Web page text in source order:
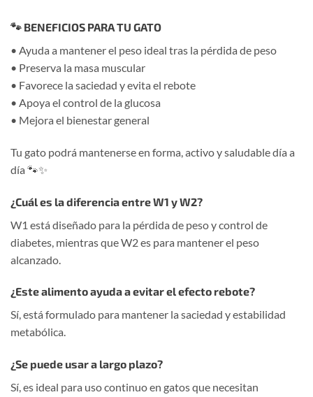
🐾 BENEFICIOS PARA TU GATO
• Ayuda a mantener el peso ideal tras la pérdida de peso
• Preserva la masa muscular
• Favorece la saciedad y evita el rebote
• Apoya el control de la glucosa
• Mejora el bienestar general
Tu gato podrá mantenerse en forma, activo y saludable día a
día 🐾✨
¿Cuál es la diferencia entre W1 y W2?
W1 está diseñado para la pérdida de peso y control de
diabetes, mientras que W2 es para mantener el peso
alcanzado.
¿Este alimento ayuda a evitar el efecto rebote?
Sí, está formulado para mantener la saciedad y estabilidad
metabólica.
¿Se puede usar a largo plazo?
Sí, es ideal para uso continuo en gatos que necesitan